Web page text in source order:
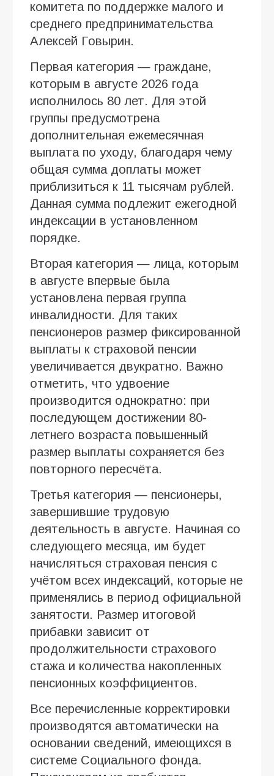
комитета по поддержке малого и
среднего предпринимательства
Алексей Говырин.
Первая категория — граждане,
которым в августе 2026 года
исполнилось 80 лет. Для этой
группы предусмотрена
дополнительная ежемесячная
выплата по уходу, благодаря чему
общая сумма доплаты может
приблизиться к 11 тысячам рублей.
Данная сумма подлежит ежегодной
индексации в установленном
порядке.
Вторая категория — лица, которым
в августе впервые была
установлена первая группа
инвалидности. Для таких
пенсионеров размер фиксированной
выплаты к страховой пенсии
увеличивается двукратно. Важно
отметить, что удвоение
производится однократно: при
последующем достижении 80-
летнего возраста повышенный
размер выплаты сохраняется без
повторного пересчёта.
Третья категория — пенсионеры,
завершившие трудовую
деятельность в августе. Начиная со
следующего месяца, им будет
начисляться страховая пенсия с
учётом всех индексаций, которые не
применялись в период официальной
занятости. Размер итоговой
прибавки зависит от
продолжительности страхового
стажа и количества накопленных
пенсионных коэффициентов.
Все перечисленные корректировки
производятся автоматически на
основании сведений, имеющихся в
системе Социального фонда.